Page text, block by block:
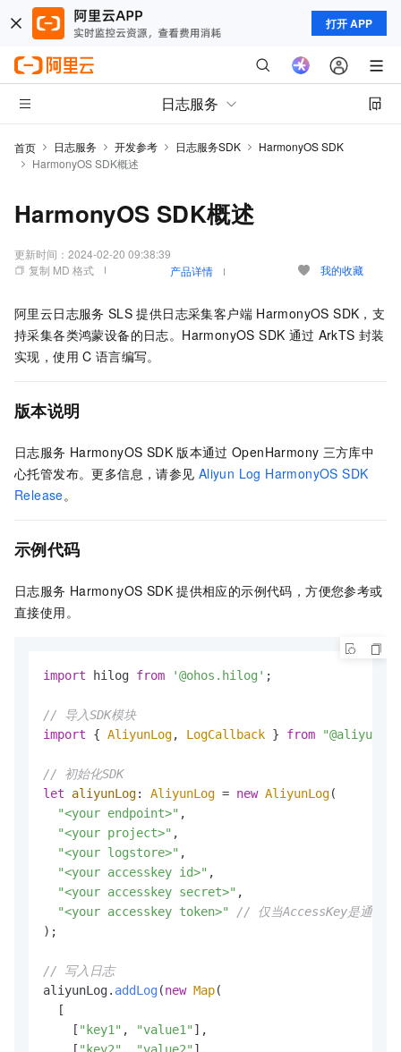
打开 APP
日志服务
首页 日志服务 开发参考 日志服务SDK
HarmonyOS SDK
HarmonyOS SDK概述
HarmonyOS SDK概述
更新时间： 2024-02-20 09:38:39
复制 MD 格式
产品详情 我的收藏
阿里云日志服务 SLS 提供日志采集客户端 HarmonyOS SDK，支
持采集各类鸿蒙设备的日志。HarmonyOS SDK 通过 ArkTS 封装
实现，使用 C 语言编写。
版本说明
日志服务 HarmonyOS SDK 版本通过 OpenHarmony 三方库中
心托管发布。更多信息，请参见 Aliyun Log HarmonyOS SDK
Release。
示例代码
日志服务 HarmonyOS SDK 提供相应的示例代码，方便您参考或
直接使用。
import hilog from '@ohos.hilog' ;
// 导入SDK模块
import { AliyunLog, LogCallback } from
// 初始化SDK
let
aliyunLog: AliyunLog = new AliyunLog(
"<your endpoint>" ,
"<your project>" ,
"<your logstore>" ,
"<your accesskey id>" ,
"<your accesskey secret>" ,
"<your accesskey token>"
// 仅当AccessKey是通过
);
// 写入日志
aliyunLog. addLog(new Map(
  [
    [
"key1" , "value1" ],